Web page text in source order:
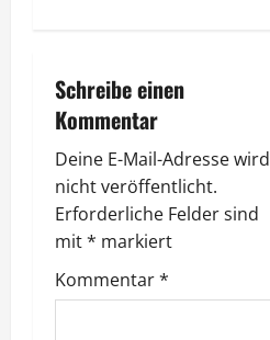
a
g
s
n
a
v
Schreibe einen
Kommentar
Deine E-Mail-Adresse wird
nicht veröffentlicht.
Erforderliche Felder sind
mit* markiert
Kommentar*